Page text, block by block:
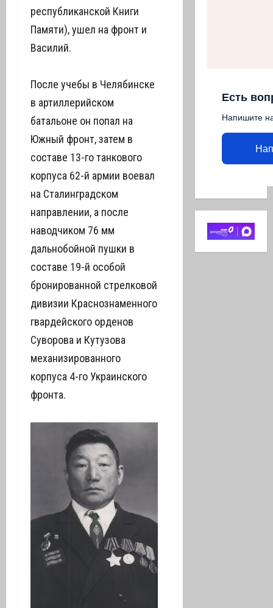
республиканской Книги
Памяти), ушел на фронт и
Василий.
После учебы в Челябинске
в артиллерийском
батальоне он попал на
Южный фронт, затем в
составе 13-го танкового
корпуса 62-й армии воевал
на Сталинградском
направлении, а после
наводчиком 76 мм
дальнобойной пушки в
составе 19-й особой
бронированной стрелковой
дивизии Краснознаменного
гвардейского орденов
Суворова и Кутузова
механизированного
корпуса 4-го Украинского
фронта.
Есть
Напишите